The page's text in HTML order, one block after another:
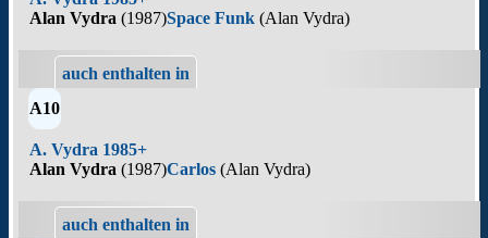
Alan Vydra (1987)Space Funk (Alan Vydra)
auch enthalten in
A10
A. Vydra 1985+
Alan Vydra (1987)Carlos (Alan Vydra)
auch enthalten in